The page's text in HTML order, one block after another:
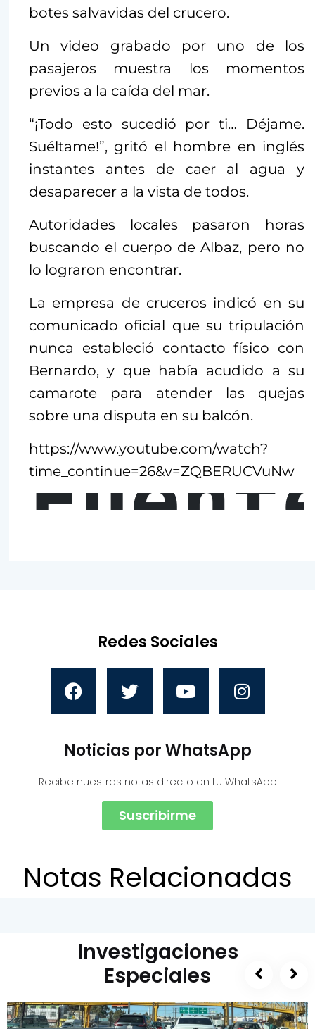
botes salvavidas del crucero.
Un video grabado por uno de los
pasajeros muestra los momentos
previos a la caída del mar.
“¡Todo esto sucedió por ti… Déjame.
Suéltame!”, gritó el hombre en inglés
instantes antes de caer al agua y
desaparecer a la vista de todos.
Autoridades locales pasaron horas
buscando el cuerpo de Albaz, pero no
lo lograron encontrar.
La empresa de cruceros indicó en su
comunicado oficial que su tripulación
nunca estableció contacto físico con
Bernardo, y que había acudido a su
camarote para atender las quejas
sobre una disputa en su balcón.
https://www.youtube.com/watch?
time_continue=26&v=ZQBERUCVuNw
Redes Sociales
Noticias por WhatsApp
Recibe nuestras notas directo en tu WhatsApp
Suscribirme
Notas Relacionadas
Investigaciones
Especiales